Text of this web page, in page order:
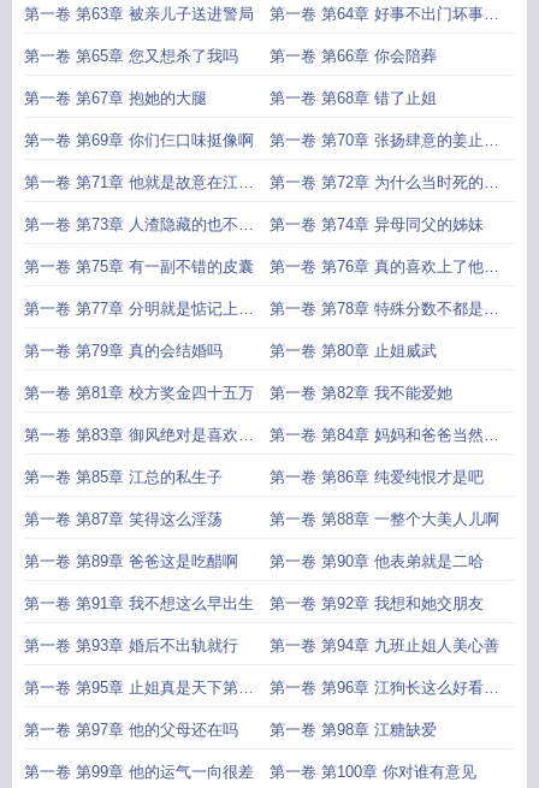
不起吧 东西吗
第一卷 第63章 被亲儿子送进警局 第一卷 第64章 好事不出门坏事传
千里
第一卷 第65章 您又想杀了我吗 第一卷 第66章 你会陪葬
第一卷 第67章 抱她的大腿 第一卷 第68章 错了止姐
第一卷 第69章 你们仨口味挺像啊 第一卷 第70章 张扬肆意的姜止怎
么可能会死
第一卷 第71章 他就是故意在江糖
头上暴扣
第一卷 第72章 为什么当时死的不
是他
第一卷 第73章 人渣隐藏的也不怎
么样
第一卷 第74章 异母同父的姊妹
第一卷 第75章 有一副不错的皮囊 第一卷 第76章 真的喜欢上了他曾
经的死对头了
第一卷 第77章 分明就是惦记上了
妈妈
第一卷 第78章 特殊分数不都是姜
止自己玩出来的
第一卷 第79章 真的会结婚吗 第一卷 第80章 止姐威武
第一卷 第81章 校方奖金四十五万 第一卷 第82章 我不能爱她
第一卷 第83章 御风绝对是喜欢姜
止的
第一卷 第84章 妈妈和爸爸当然是
最配的了
第一卷 第85章 江总的私生子 第一卷 第86章 纯爱纯恨才是吧
第一卷 第87章 笑得这么淫荡 第一卷 第88章 一整个大美人儿啊
第一卷 第89章 爸爸这是吃醋啊 第一卷 第90章 他表弟就是二哈
第一卷 第91章 我不想这么早出生 第一卷 第92章 我想和她交朋友
第一卷 第93章 婚后不出轨就行 第一卷 第94章 九班止姐人美心善
第一卷 第95章 止姐真是天下第一
好妈妈
第一卷 第96章 江狗长这么好看干
嘛
第一卷 第97章 他的父母还在吗 第一卷 第98章 江糖缺爱
第一卷 第99章 他的运气一向很差 第一卷 第100章 你对谁有意见